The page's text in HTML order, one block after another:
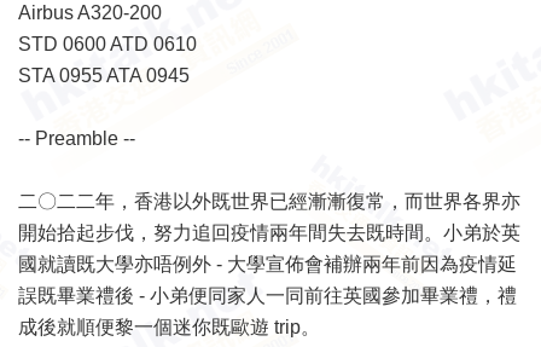
Airbus A320-200
STD 0600 ATD 0610
STA 0955 ATA 0945
-- Preamble --
二〇二二年，香港以外既世界已經漸漸復常，而世界各界亦
開始拾起步伐，努力追回疫情兩年間失去既時間。小弟於英
國就讀既大學亦唔例外 - 大學宣佈會補辦兩年前因為疫情延
誤既畢業禮後 - 小弟便同家人一同前往英國參加畢業禮，禮
成後就順便黎一個迷你既歐遊 trip。